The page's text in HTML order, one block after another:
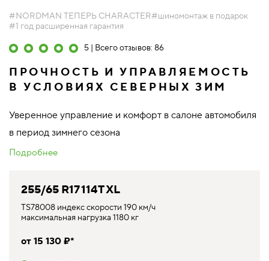
#NORDMAN ТЕПЕРЬ CHARACTER#шиномонтаж в подарок
#1 год расширенная гарантия
5 | Всего отзывов: 86
ПРОЧНОСТЬ И УПРАВЛЯЕМОСТЬ
В УСЛОВИЯХ СЕВЕРНЫХ ЗИМ
Уверенное управление и комфорт в салоне автомобиля
в период зимнего сезона
Подробнее
255/65 R17 114T XL
TS78008 индекс скорости 190 км/ч
максимальная нагрузка 1180 кг
от 15 130 ₽*